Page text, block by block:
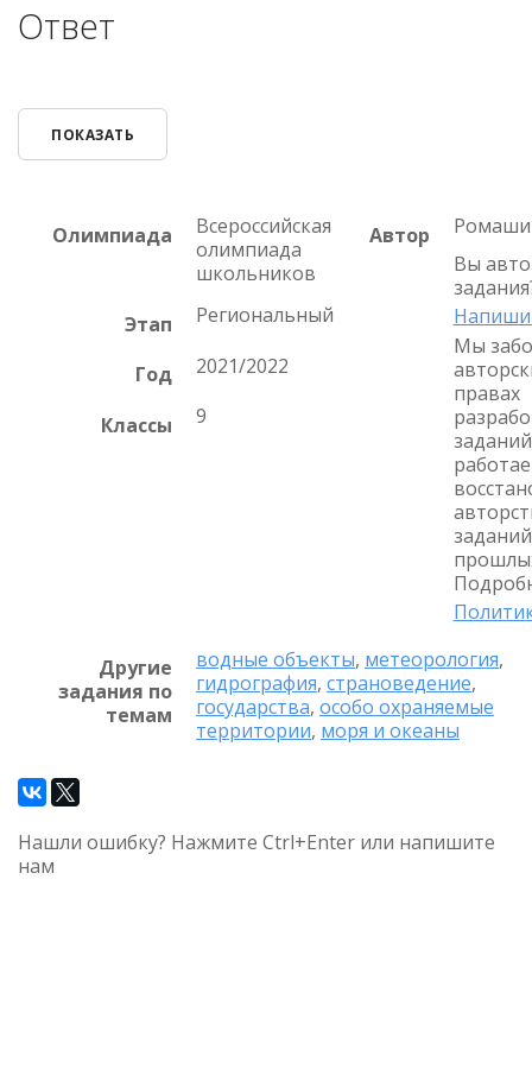
Ответ
ПОКАЗАТЬ
Олимпиада
Всероссийская
олимпиада
школьников
Этап
Региональный
Год 2021/2022
Классы 9
Автор
Вы
Мы
правах
заданий
Другие
задания по
темам
водные объекты, метеорология,
гидрография, страноведение,
государства, особо охраняемые
территории, моря и океаны
Нашли ошибку? Нажмите Ctrl+Enter или напишите
нам